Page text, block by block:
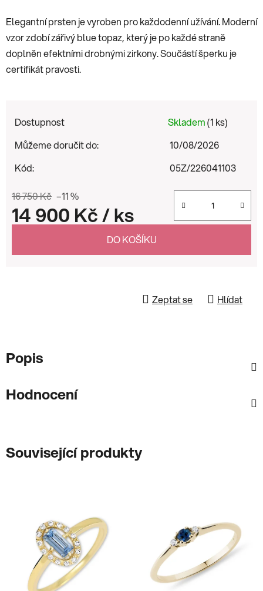
Elegantní prsten je vyroben pro každodenní užívání. Moderní
vzor zdobí zářivý blue topaz, který je po každé straně
doplněn efektními drobnými zirkony. Součástí šperku je
certifikát pravosti.
Dostupnost Skladem(1 ks)
Můžeme doručit do:
10/08/2026
Kód:
05Z/226041103
16 750 Kč –11 %
14 900 Kč/ ks
DO KOŠÍKU
Zeptat se Hlídat
Popis
Hodnocení
Související produkty